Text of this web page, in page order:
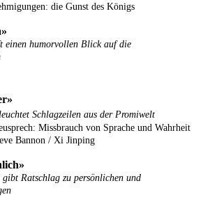
die Gunst des Königs
einen humorvollen Blick auf die
Schlagzeilen aus der Promiwelt
Missbrauch von Sprache und Wahrheit
Bannon / Xi Jinping
gibt Ratschlag zu persönlichen und